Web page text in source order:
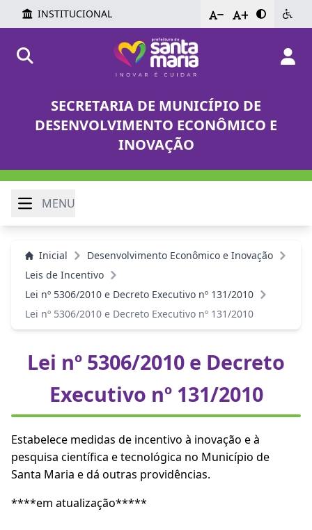
INSTITUCIONAL - +
SECRETARIA DE MUNICÍPIO DE
DESENVOLVIMENTO ECONÔMICO E
INOVAÇÃO
MENU
Inicial
Desenvolvimento Econômico e Inovação
Leis de Incentivo
Lei nº 5306/2010 e Decreto Executivo nº 131/2010
Lei nº 5306/2010 e Decreto Executivo nº 131/2010
Lei nº 5306/2010 e Decreto
Executivo nº 131/2010
Estabelece medidas de incentivo à inovação e à
pesquisa científica e tecnológica no Município de
Santa Maria e dá outras providências.
****em atualização*****